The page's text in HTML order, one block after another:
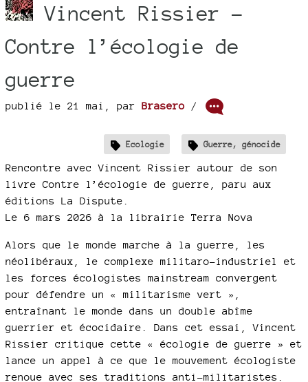
Vincent Rissier -
Contre l’écologie de
guerre
publié le 21 mai par Brasero /
Ecologie Guerre, génocide
Rencontre avec Vincent Rissier autour de son
livre Contre l’écologie de guerre, paru aux
éditions La Dispute.
Le 6 mars 2026 à la librairie Terra Nova
Alors que le monde marche à la guerre, les
néolibéraux, le complexe militaro-industriel et
les forces écologistes mainstream convergent
pour défendre un « militarisme vert »,
entraînant le monde dans un double abîme
guerrier et écocidaire. Dans cet essai, Vincent
Rissier critique cette « écologie de guerre » et
lance un appel à ce que le mouvement écologiste
renoue avec ses traditions anti-militaristes.